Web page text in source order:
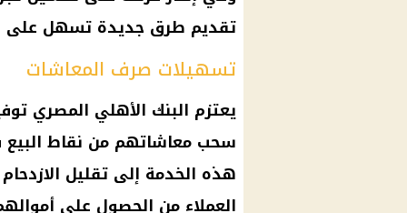
تقديم طرق جديدة تسهل على
تسهيلات صرف المعاشات
يعتزم البنك الأهلي المصري
سحب معاشاتهم من نقاط
هذه الخدمة إلى تقليل
العملاء من الحصول على